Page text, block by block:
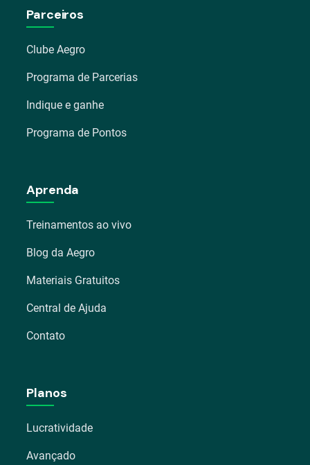
Parceiros
Clube Aegro
Programa de Parcerias
Indique e ganhe
Programa de Pontos
Aprenda
Treinamentos ao vivo
Blog da Aegro
Materiais Gratuitos
Central de Ajuda
Contato
Planos
Lucratividade
Avançado